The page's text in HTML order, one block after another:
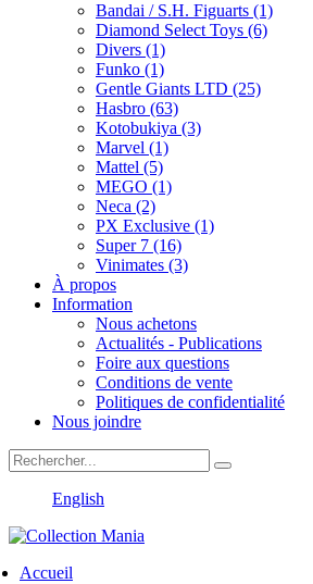
Bandai / S.H. Figuarts (1)
Diamond Select Toys (6)
Divers (1)
Funko (1)
Gentle Giants LTD (25)
Hasbro (63)
Kotobukiya (3)
Marvel (1)
Mattel (5)
MEGO (1)
Neca (2)
PX Exclusive (1)
Super 7 (16)
Vinimates (3)
À propos
Information
Nous achetons
Actualités - Publications
Foire aux questions
Conditions de vente
Politiques de confidentialité
Nous joindre
English
Accueil